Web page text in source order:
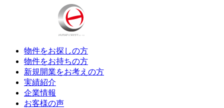
物件をお探しの方
物件をお持ちの方
新規開業をお考えの方
実績紹介
企業情報
お客様の声